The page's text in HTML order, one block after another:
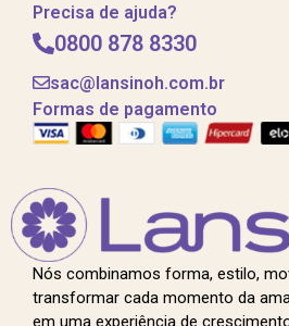
Precisa de ajuda?
0800 878 8330
sac@lansinoh.com.br
Formas de pagamento
Nós combinamos forma, estilo,
transformar cada momento da
em uma experiência de